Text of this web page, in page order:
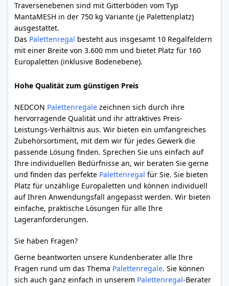
Traversenebenen sind mit Gitterböden vom Typ
MantaMESH in der 750 kg Variante (je Palettenplatz)
ausgestattet.
Das Palettenregal besteht aus insgesamt 10 Regalfeldern
mit einer Breite von 3.600 mm und bietet Platz für 160
Europaletten (inklusive Bodenebene).
Hohe Qualität zum günstigen Preis
NEDCON Palettenregale zeichnen sich durch ihre
hervorragende Qualität und ihr attraktives Preis-
Leistungs-Verhältnis aus. Wir bieten ein umfangreiches
Zubehörsortiment, mit dem wir für jedes Gewerk die
passende Lösung finden. Sprechen Sie uns einfach auf
Ihre individuellen Bedürfnisse an, wir beraten Sie gerne
und finden das perfekte Palettenregal für Sie. Sie bieten
Platz für unzählige Europaletten und können individuell
auf Ihren Anwendungsfall angepasst werden. Wir bieten
einfache, praktische Lösungen für alle Ihre
Lageranforderungen.
Sie haben Fragen?
Gerne beantworten unsere Kundenberater alle Ihre
Fragen rund um das Thema Palettenregale. Sie können
sich auch ganz einfach in unserem Palettenregal-Berater